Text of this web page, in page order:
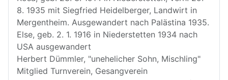
8. 1935 mit Siegfried Heidelberger, Landwirt in
Mergentheim. Ausgewandert nach Palästina 1935.
Else, geb. 2. 1. 1916 in Niederstetten 1934 nach
USA ausgewandert
Herbert Dümmler, "unehelicher Sohn, Mischling"
Mitglied Turnverein, Gesangverein